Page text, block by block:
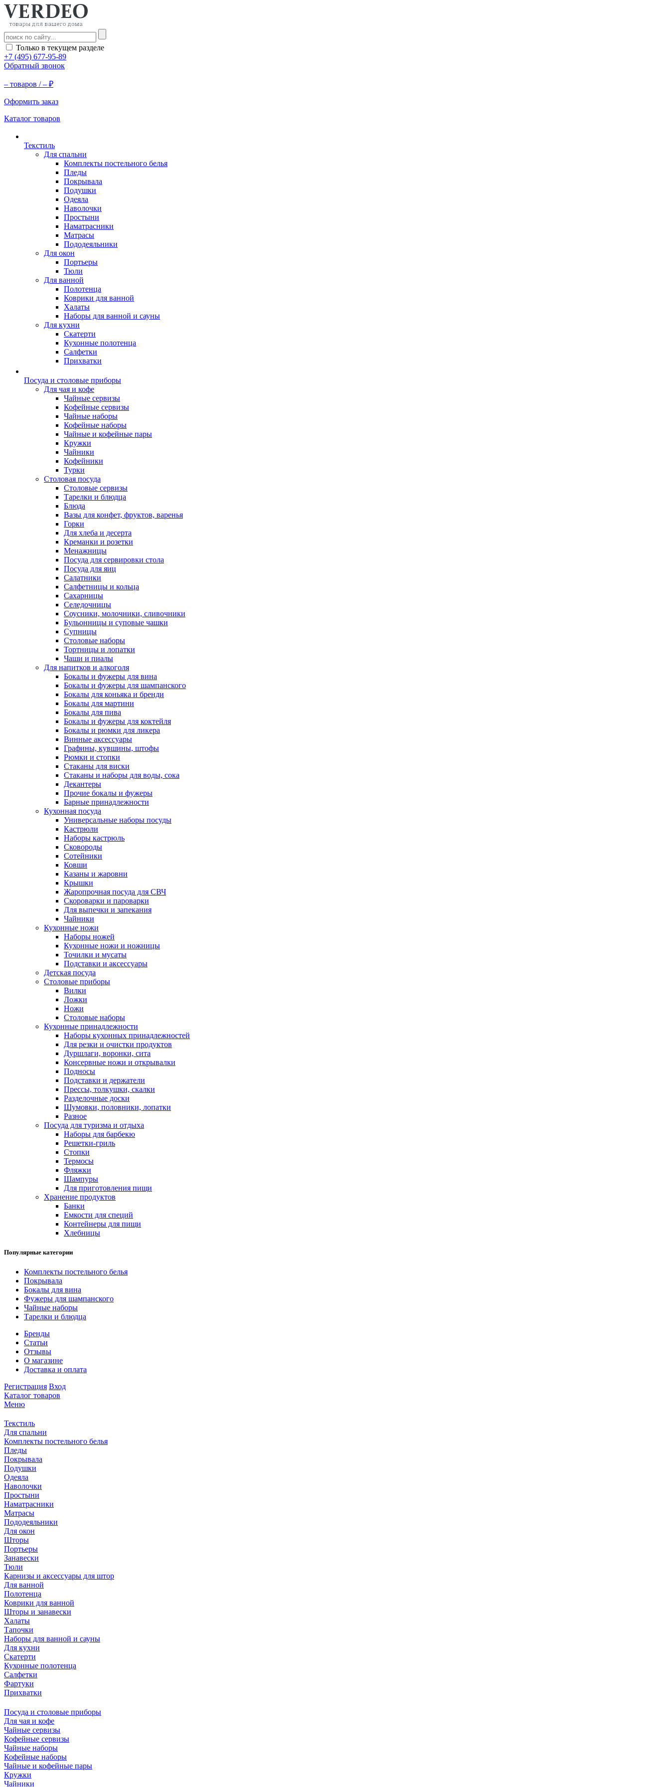
Только в текущем разделе
+7 (495) 677-95-89
Обратный звонок
– товаров /– ₽
Оформить заказ
Каталог товаров
Текстиль
Для спальни
Комплекты постельного белья
Пледы
Покрывала
Подушки
Одеяла
Наволочки
Простыни
Наматрасники
Матрасы
Пододеяльники
Для окон
Портьеры
Тюли
Для ванной
Полотенца
Коврики для ванной
Халаты
Наборы для ванной и сауны
Для кухни
Скатерти
Кухонные полотенца
Салфетки
Прихватки
Посуда и столовые приборы
Для чая и кофе
Чайные сервизы
Кофейные сервизы
Чайные наборы
Кофейные наборы
Чайные и кофейные пары
Кружки
Чайники
Кофейники
Турки
Столовая посуда
Столовые сервизы
Тарелки и блюдца
Блюда
Вазы для конфет, фруктов, варенья
Горки
Для хлеба и десерта
Креманки и розетки
Менажницы
Посуда для сервировки стола
Посуда для яиц
Салатники
Салфетницы и кольца
Сахарницы
Селедочницы
Соусники, молочники, сливочники
Бульонницы и суповые чашки
Супницы
Столовые наборы
Тортницы и лопатки
Чаши и пиалы
Для напитков и алкоголя
Бокалы и фужеры для вина
Бокалы и фужеры для шампанского
Бокалы для коньяка и бренди
Бокалы для мартини
Бокалы для пива
Бокалы и фужеры для коктейля
Бокалы и рюмки для ликера
Винные аксессуары
Графины, кувшины, штофы
Рюмки и стопки
Стаканы для виски
Стаканы и наборы для воды, сока
Декантеры
Прочие бокалы и фужеры
Барные принадлежности
Кухонная посуда
Универсальные наборы посуды
Кастрюли
Наборы кастрюль
Сковороды
Сотейники
Ковши
Казаны и жаровни
Крышки
Жаропрочная посуда для СВЧ
Скороварки и пароварки
Для выпечки и запекания
Чайники
Кухонные ножи
Наборы ножей
Кухонные ножи и ножницы
Точилки и мусаты
Подставки и аксессуары
Детская посуда
Столовые приборы
Вилки
Ложки
Ножи
Столовые наборы
Кухонные принадлежности
Наборы кухонных принадлежностей
Для резки и очистки продуктов
Дуршлаги, воронки, сита
Консервные ножи и открывалки
Подносы
Подставки и держатели
Прессы, толкушки, скалки
Разделочные доски
Шумовки, половники, лопатки
Разное
Посуда для туризма и отдыха
Наборы для барбекю
Решетки-гриль
Стопки
Термосы
Фляжки
Шампуры
Для приготовления пищи
Хранение продуктов
Банки
Емкости для специй
Контейнеры для пищи
Хлебницы
Популярные категории
Комплекты постельного белья
Покрывала
Бокалы для вина
Фужеры для шампанского
Чайные наборы
Тарелки и блюдца
Бренды
Статьи
Отзывы
О магазине
Доставка и оплата
Регистрация Вход
Каталог товаров
Меню
Текстиль
Для спальни
Комплекты постельного белья
Пледы
Покрывала
Подушки
Одеяла
Наволочки
Простыни
Наматрасники
Матрасы
Пододеяльники
Для окон
Шторы
Портьеры
Занавески
Тюли
Карнизы и аксессуары для штор
Для ванной
Полотенца
Коврики для ванной
Шторы и занавески
Халаты
Тапочки
Наборы для ванной и сауны
Для кухни
Скатерти
Кухонные полотенца
Салфетки
Фартуки
Прихватки
Посуда и столовые приборы
Для чая и кофе
Чайные сервизы
Кофейные сервизы
Чайные наборы
Кофейные наборы
Чайные и кофейные пары
Кружки
Чайники